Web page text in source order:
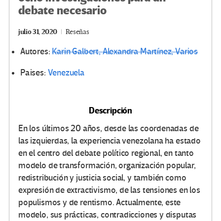
debate necesario
julio 31, 2020 Reseñas
Autores:Karin Galbert,Alexandra Martínez,Varios
Paises: Venezuela
Descripción
En los últimos 20 años, desde las coordenadas de
las izquierdas, la experiencia venezolana ha estado
en el centro del debate político regional, en tanto
modelo de transformación, organización popular,
redistribución y justicia social, y también como
expresión de extractivismo, de las tensiones en los
populismos y de rentismo. Actualmente, este
modelo, sus prácticas, contradicciones y disputas